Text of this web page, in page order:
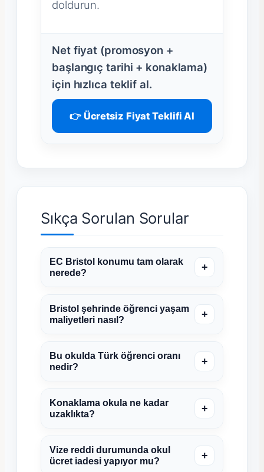
doldurun.
Net fiyat (promosyon +
başlangıç tarihi + konaklama)
için hızlıca teklif al.
👉 Ücretsiz Fiyat Teklifi Al
Sıkça Sorulan Sorular
EC Bristol konumu tam olarak
nerede?
+
Bristol şehrinde öğrenci yaşam
maliyetleri nasıl?
+
Bu okulda Türk öğrenci oranı
nedir?
+
Konaklama okula ne kadar
uzaklıkta?
+
Vize reddi durumunda okul
ücret iadesi yapıyor mu?
+